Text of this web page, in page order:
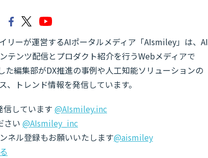
リーが運営するAIポータルメディア「AIsmiley」は、AI
テンツ配信とプロダクト紹介を行うWebメディアで
た編集部がDX推進の事例や人工知能ソリューションの
、トレンド情報を発信しています。
しています @AIsmiley.inc
さい @AIsmiley_inc
ネル登録もお願いいたします@aismiley